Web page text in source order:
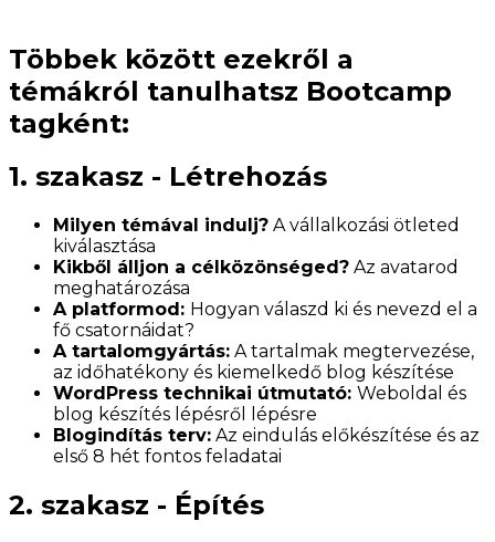
Többek között ezekről a
témákról tanulhatsz Bootcamp
tagként:
1. szakasz - Létrehozás
Milyen témával indulj? A vállalkozási ötleted
kiválasztása
Kikből álljon a célközönséged? Az avatarod
meghatározása
A platformod: Hogyan válaszd ki és nevezd el a
fő csatornáidat?
A tartalomgyártás: A tartalmak megtervezése,
az időhatékony és kiemelkedő blog készítése
WordPress technikai útmutató: Weboldal és
blog készítés lépésről lépésre
Blogindítás terv: Az eindulás előkészítése és az
első 8 hét fontos feladatai
2. szakasz - Építés